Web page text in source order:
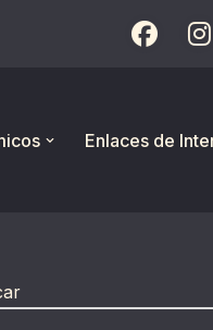
Enlaces de